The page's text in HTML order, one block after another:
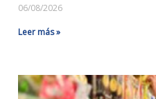
06/08/2026
Leer más »